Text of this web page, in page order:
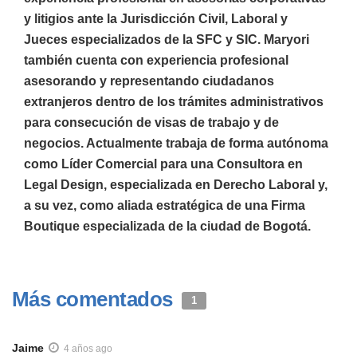
y litigios ante la Jurisdicción Civil, Laboral y
Jueces especializados de la SFC y SIC. Maryori
también cuenta con experiencia profesional
asesorando y representando ciudadanos
extranjeros dentro de los trámites administrativos
para consecución de visas de trabajo y de
negocios. Actualmente trabaja de forma autónoma
como Líder Comercial para una Consultora en
Legal Design, especializada en Derecho Laboral y,
a su vez, como aliada estratégica de una Firma
Boutique especializada de la ciudad de Bogotá.
Más comentados 1
Jaime 4 años ago